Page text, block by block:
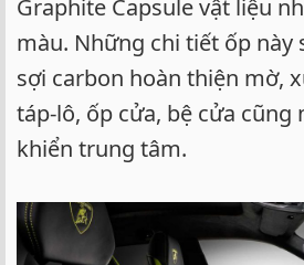
Graphite Capsule vật liệu
màu. Những chi tiết ốp này
sợi carbon hoàn thiện mờ,
táp-lô, ốp cửa, bệ cửa cũng
khiển trung tâm.